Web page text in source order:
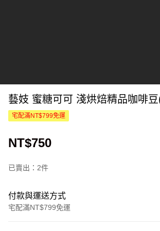
藝妓 蜜糖可可 淺烘焙精品咖啡
宅配滿NT$799免運
NT$750
已賣出：2件
付款與運送方式
宅配滿NT$799免運